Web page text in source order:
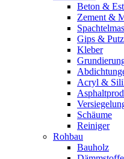
Beton &
Zement &
Gips &
Kleber
Acryl &
Schäume
Reiniger
Rohbau
Bauholz